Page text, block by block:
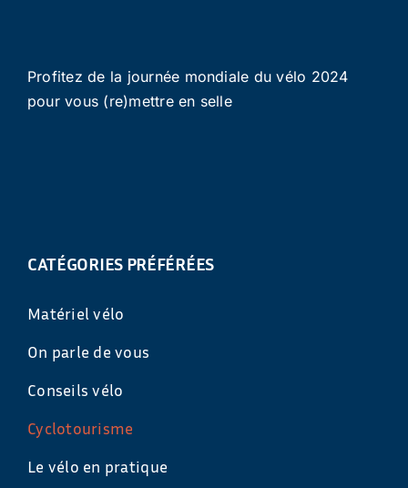
Profitez de la journée mondiale du vélo 2024
pour vous (re)mettre en selle
CATÉGORIES PRÉFÉRÉES
Matériel vélo
On parle de vous
Conseils vélo
Cyclotourisme
Le vélo en pratique